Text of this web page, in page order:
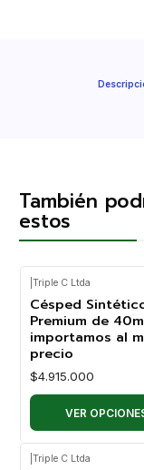
También
estos
Triple C Ltda
Césped
Premium de
importamos al
precio
$4.915.000
VER
Triple C Ltda